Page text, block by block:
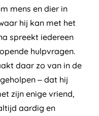
mens en dier in
hij kan met het
spreekt iedereen
hulpvragen.
daar zo van in de
– dat hij
zijn enige vriend,
aardig en